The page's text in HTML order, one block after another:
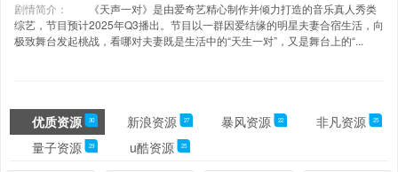
剧情简介：
《天声一对》是由爱奇艺精心制作并倾力打造的音乐真人秀类
综艺，节目预计2025年Q3播出。节目以一群因爱结缘的明星夫妻合宿生活，向
极致舞台发起桃战，看哪对夫妻既是生活中的“天生一对”，又是舞台上的“...
优质资源 30 新浪资源 27 暴风资源 22 非凡资源 25
量子资源 29 u酷资源 25